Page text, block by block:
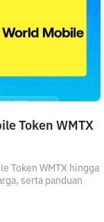
Token WMTX
Token WMTX hingga
serta panduan